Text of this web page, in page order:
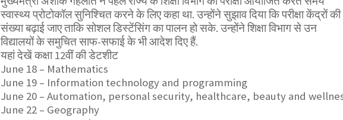
स्वास्थ्य प्रोटोकॉल सुनिश्चित करने के लिए कहा था. उन्होंने सुझाव दिया कि परीक्षा केंद्रों की
संख्या बढ़ाई जाए ताकि सोशल डिस्टेंसिंग का पालन हो सके. उन्होंने शिक्षा विभाग से उन
विद्यालयों के समुचित साफ-सफाई के भी आदेश दिए हैं.
यहां देखें कक्षा 12वीं की डेटशीट
June 18 – Mathematics
June 19 – Information technology and programming
June 20 – Automation, personal security, healthcare, beauty and
June 22 – Geography